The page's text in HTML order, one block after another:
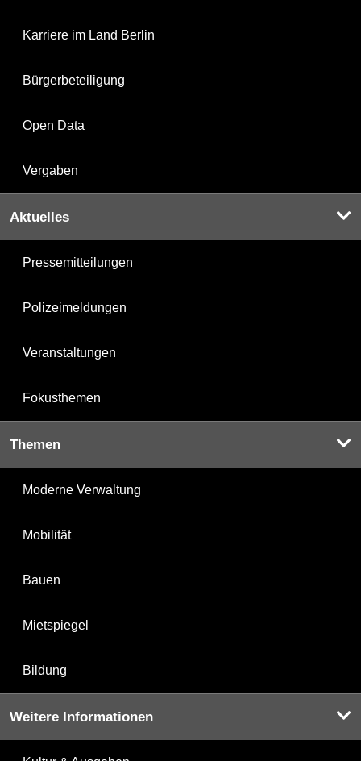
Karriere im Land Berlin
Bürgerbeteiligung
Open Data
Vergaben
Aktuelles
Pressemitteilungen
Polizeimeldungen
Veranstaltungen
Fokusthemen
Themen
Moderne Verwaltung
Mobilität
Bauen
Mietspiegel
Bildung
Weitere Informationen